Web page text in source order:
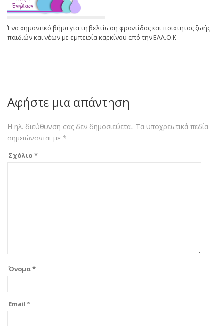
Ένα σημαντικό βήμα για τη βελτίωση φροντίδας και ποιότητας ζωής
παιδιών και νέων με εμπειρία καρκίνου από την ΕΛΛ.Ο.Κ
Αφήστε μια απάντηση
Η ηλ. διεύθυνση σας δεν δημοσιεύεται. Τα υποχρεωτικά πεδία
σημειώνονται με *
Σχόλιο *
Όνομα*
Email *